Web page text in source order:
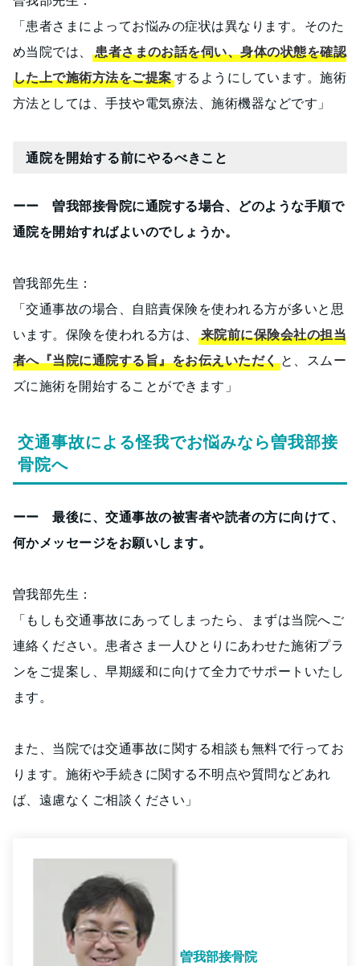
「患者さまによってお悩みの症状は異なります。そのた
め当院では、
患者さまのお話を伺い、身体の状態を確認
した上で施術方法をご提案するようにしています。施術
方法としては、手技や電気療法、施術機器などです」
通院を開始する前にやるべきこと
ーー 曽我部接骨院に通院する場合、どのような手順で
通院を開始すればよいのでしょうか。
曽我部先生：
「交通事故の場合、自賠責保険を使われる方が多いと思
います。保険を使われる方は、
来院前に保険会社の担当
者へ『当院に通院する旨』をお伝えいただくと、スムー
ズに施術を開始することができます」
交通事故による怪我でお悩みなら曽我部接
骨院へ
ーー 最後に、交通事故の被害者や読者の方に向けて、
何かメッセージをお願いします。
曽我部先生：
「もしも交通事故にあってしまったら、まずは当院へご
連絡ください。患者さま一人ひとりにあわせた施術プラ
ンをご提案し、早期緩和に向けて全力でサポートいたし
ます。
また、当院では交通事故に関する相談も無料で行ってお
ります。施術や手続きに関する不明点や質問などあれ
ば、遠慮なくご相談ください」
曽我部接骨院